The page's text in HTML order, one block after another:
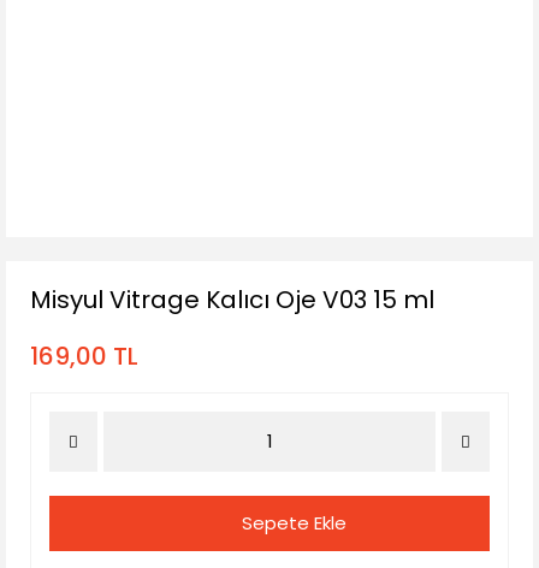
Misyul Vitrage Kalıcı Oje V03 15 ml
169,00 TL
Sepete Ekle